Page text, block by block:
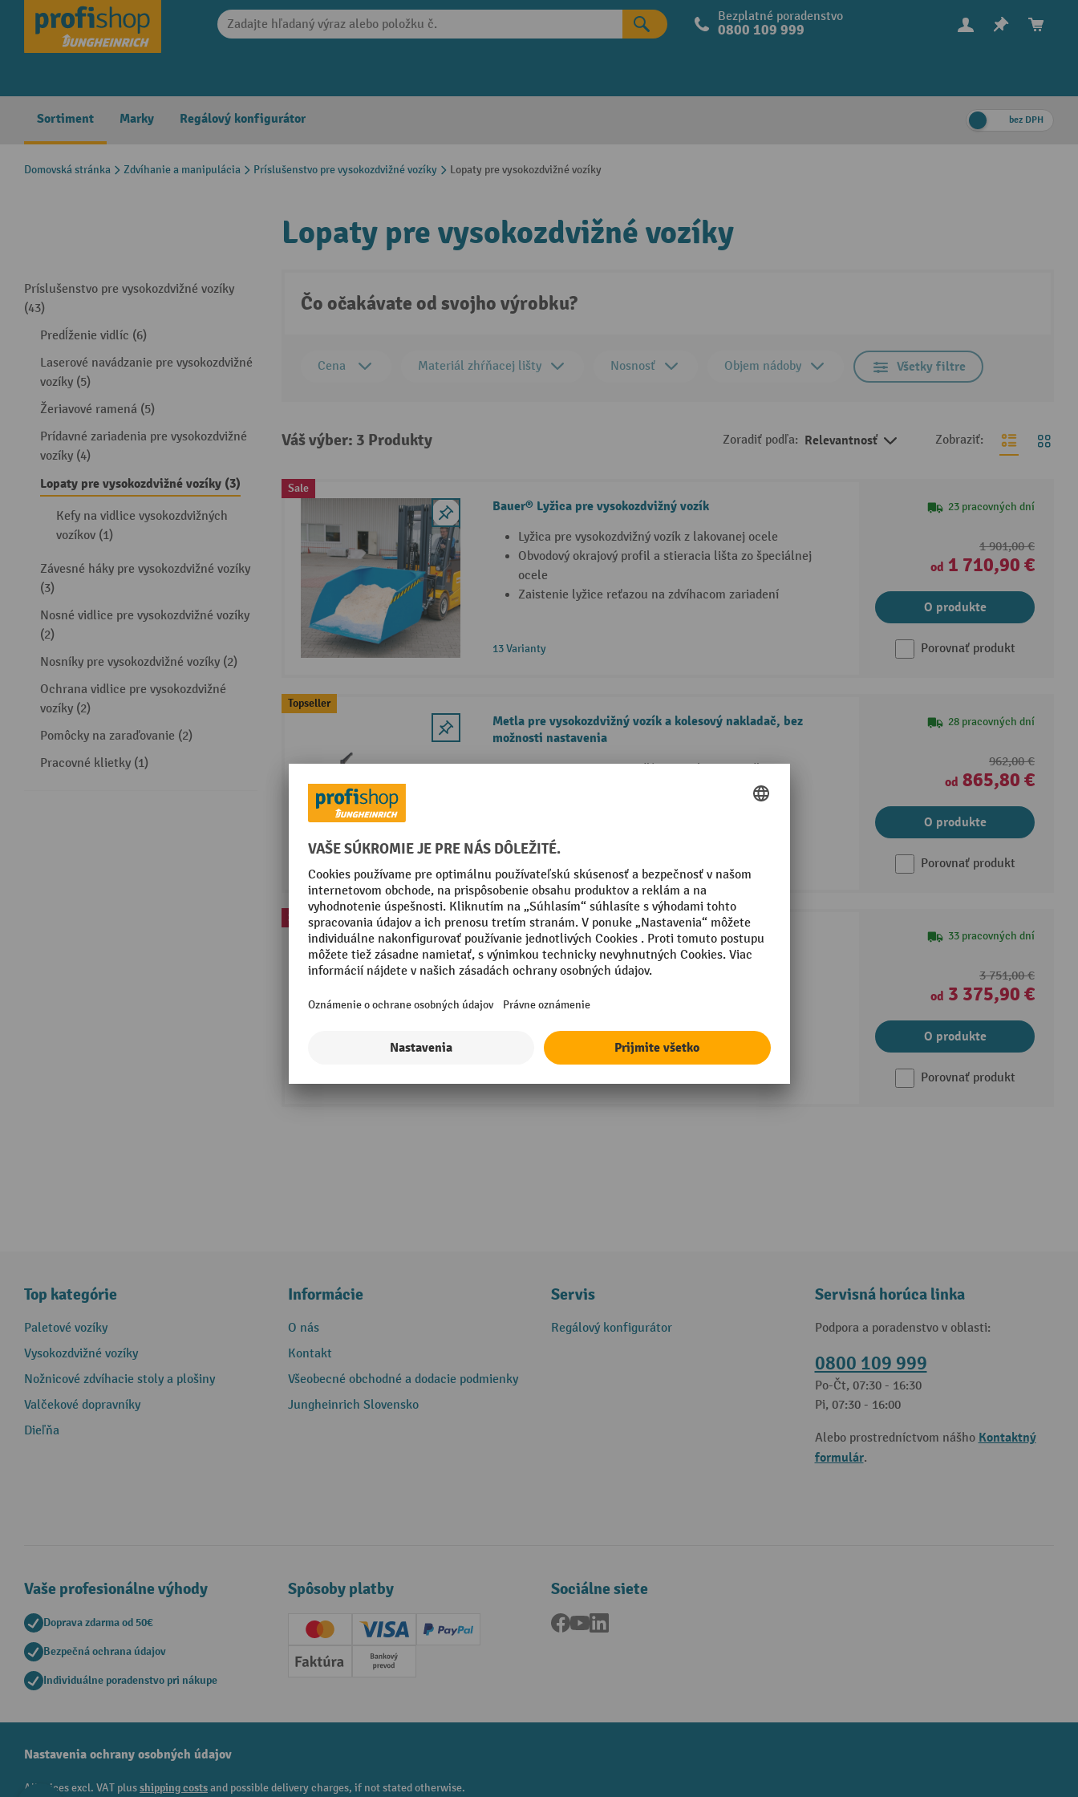
Skip to main navigation Bezplatné poradenstvo
0800 109 999
Sortiment Marky Regálový konfigurátor bez DPH
Domovská stránka Zdvíhanie a manipulácia Príslušenstvo pre vysokozdvižné vozíky Lopaty pre vysokozdvižné vozíky
Príslušenstvo pre vysokozdvižné vozíky
(43)
Predĺženie vidlíc (6)
Laserové navádzanie pre vysokozdvižné
vozíky (5)
Žeriavové ramená (5)
Prídavné zariadenia pre vysokozdvižné
vozíky (4)
Lopaty pre vysokozdvižné vozíky (3)
Kefy na vidlice vysokozdvižných
vozíkov (1)
Závesné háky pre vysokozdvižné vozíky
(3)
Nosné vidlice pre vysokozdvižné vozíky
(2)
Nosníky pre vysokozdvižné vozíky (2)
Ochrana vidlice pre vysokozdvižné
vozíky (2)
Pomôcky na zaraďovanie (2)
Pracovné klietky (1)
Lopaty pre vysokozdvižné vozíky
Čo očakávate od svojho výrobku?
Cena Materiál zhŕňacej lišty Nosnosť Objem nádoby Všetky filtre
Váš výber: 3 Produkty Zoradiť podľa: Relevantnosť Zobraziť:
Sale
Bauer® Lyžica pre vysokozdvižný vozík
Lyžica pre vysokozdvižný vozík z lakovanej ocele
Obvodový okrajový profil a stieracia lišta zo špeciálnej
ocele
Zaistenie lyžice reťazou na zdvíhacom zariadení
13 Varianty
23 pracovných dní
1 901,00 €
od 1 710,90 €
O produkte
Porovnať produkt
Topseller
Metla pre vysokozdvižný vozík a kolesový nakladač, bez
možnosti nastavenia
Otvory na zasunutie vidlíc, na uchytenie vidlicou
28 pracovných dní
962,00 €
od 865,80 €
O produkte
Porovnať produkt
Sale
Bauer® Lyžica pre vysokozdvižný vozík, hydraulická,
lakovaná, objem 0,5 m³
Poistka proti zošmyknutiu
33 pracovných dní
3 751,00 €
od 3 375,90 €
O produkte
Porovnať produkt
Top kategórie
Paletové vozíky
Vysokozdvižné vozíky
Nožnicové zdvíhacie stoly a plošiny
Valčekové dopravníky
Dieľňa
Informácie
O nás
Kontakt
Všeobecné obchodné a dodacie podmienky
Jungheinrich Slovensko
Servis
Regálový konfigurátor
Servisná horúca linka
Podpora a poradenstvo v oblasti:
0800 109 999
Po-Čt, 07:30 - 16:30
Pi, 07:30 - 16:00
Alebo prostredníctvom nášho Kontaktný
formulár.
Vaše profesionálne výhody
Doprava zdarma od 50€
Bezpečná ochrana údajov
Individuálne poradenstvo pri nákupe
Spôsoby platby
Creditcard (Master)Creditcard (Visa)
PayPal
Faktúra Predplatba
Sociálne siete
Facebook
YouTube
Nastavenia ochrany osobných údajov
All prices excl. VAT plusshipping costsand possible delivery charges, if not stated otherwise.